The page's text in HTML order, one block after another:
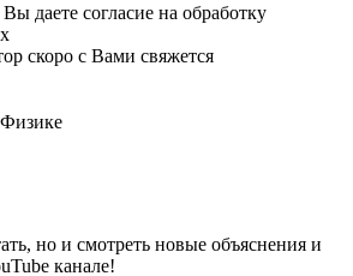
даете согласие на обработку
скоро с Вами свяжется
Физике
но и смотреть новые объяснения и
канале!